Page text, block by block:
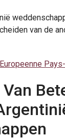
van de